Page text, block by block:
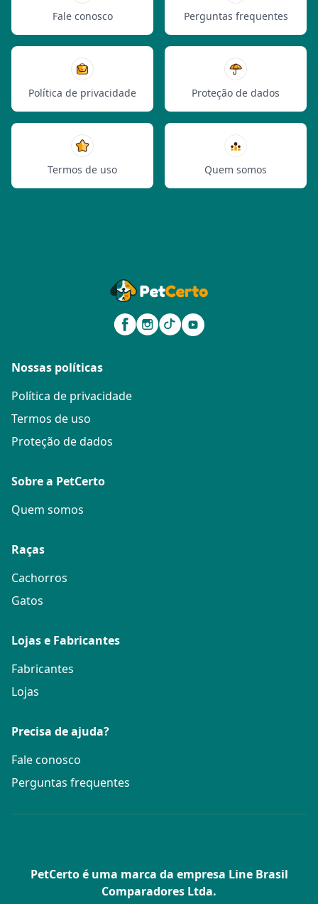
Fale conosco Perguntas frequentes
Política de privacidade Proteção de dados
Termos de uso Quem somos
Nossas políticas
Política de privacidade
Termos de uso
Proteção de dados
Sobre a PetCerto
Quem somos
Raças
Cachorros
Gatos
Lojas e Fabricantes
Fabricantes
Lojas
Precisa de ajuda?
Fale conosco
Perguntas frequentes
PetCerto é uma marca da empresa Line Brasil
Comparadores Ltda.